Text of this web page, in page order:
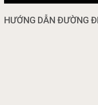
HƯỚNG DẪN ĐƯỜNG